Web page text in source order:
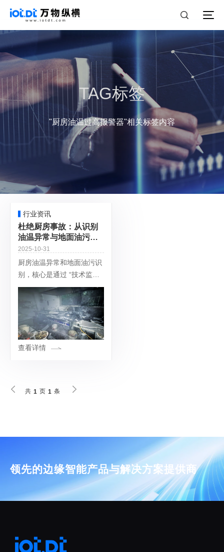
TAG标签
"厨房油温过高报警器"相关标签内容
行业资讯
杜绝厨房事故：从识别
油温异常与地面油污开
始
2025-10-31
厨房油温异常和地面油污识
别，核心是通过 “技术监测
+ 人工巡检” 结合，实现风
险提前预警和及时处理，避
免火灾、滑倒等安全事故。
一、油温异常识别方案油温
异常主要
查看详情
共 1 页 1 条
领先的边缘智能产品与解决方案提供商